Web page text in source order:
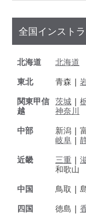
全国インスト
北海道
北海道
東北
青森 |
関東甲信
越
茨城 |
神奈川
中部
新潟 |
岐阜 |
近畿
三重 |
和歌山
中国
鳥取 |
四国
徳島 |